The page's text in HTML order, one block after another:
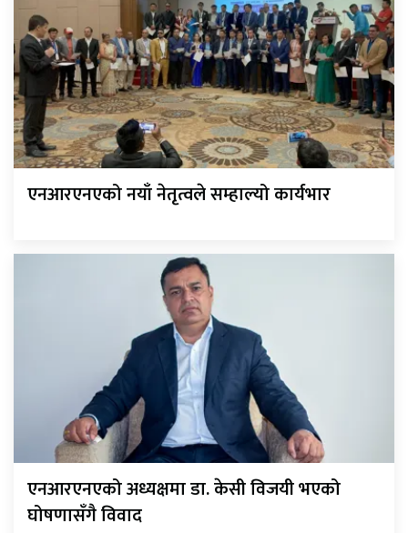
एनआरएनएको नयाँ नेतृत्वले सम्हाल्यो कार्यभार
एनआरएनएको अध्यक्षमा डा. केसी विजयी भएको
घोषणासँगै विवाद